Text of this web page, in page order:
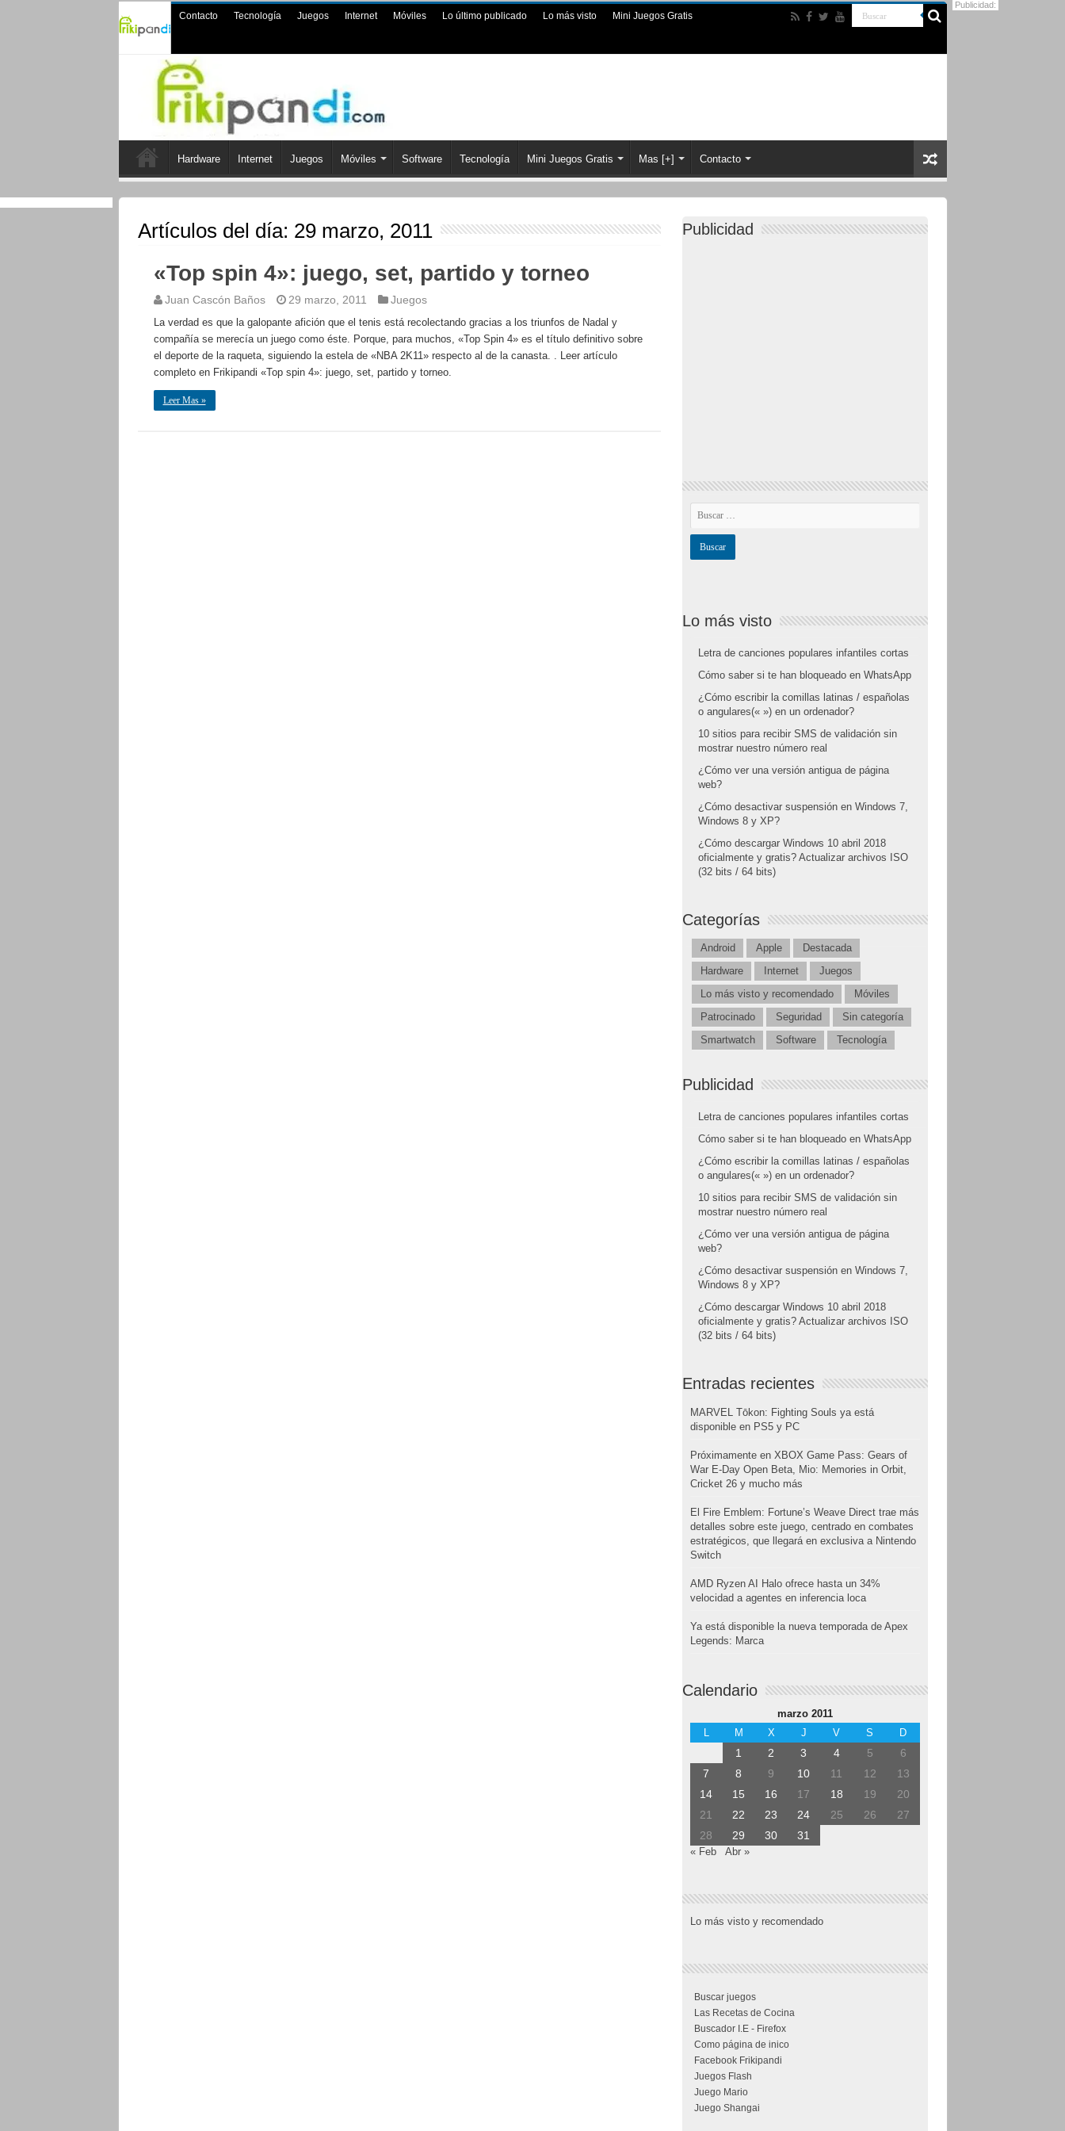
Contacto Tecnología Juegos Internet Móviles Lo último publicado Lo más visto Mini Juegos Gratis
Hardware Internet Juegos Móviles Software Tecnología Mini Juegos Gratis Mas [+] Contacto
Artículos del día: 29 marzo, 2011
«Top spin 4»: juego, set, partido y torneo
Juan Cascón Baños 29 marzo, 2011 Juegos
La verdad es que la galopante afición que el tenis está recolectando gracias a los triunfos de Nadal y
compañía se merecía un juego como éste. Porque, para muchos, «Top Spin 4» es el título definitivo sobre
el deporte de la raqueta, siguiendo la estela de «NBA 2K11» respecto al de la canasta. . Leer artículo
completo en Frikipandi «Top spin 4»: juego, set, partido y torneo.
Leer Mas »
Publicidad
Lo más visto
Letra de canciones populares infantiles cortas
Cómo saber si te han bloqueado en WhatsApp
¿Cómo escribir la comillas latinas / españolas
o angulares(« ») en un ordenador?
10 sitios para recibir SMS de validación sin
mostrar nuestro número real
¿Cómo ver una versión antigua de página
web?
¿Cómo desactivar suspensión en Windows 7,
Windows 8 y XP?
¿Cómo descargar Windows 10 abril 2018
oficialmente y gratis? Actualizar archivos ISO
(32 bits / 64 bits)
Categorías
Android Apple
Destacada
Hardware
Internet
Juegos
Lo más visto y recomendado
Móviles
Patrocinado
Seguridad
Sin categoría
Smartwatch
Software Tecnología
Publicidad
Letra de canciones populares infantiles cortas
Cómo saber si te han bloqueado en WhatsApp
¿Cómo escribir la comillas latinas / españolas
o angulares(« ») en un ordenador?
10 sitios para recibir SMS de validación sin
mostrar nuestro número real
¿Cómo ver una versión antigua de página
web?
¿Cómo desactivar suspensión en Windows 7,
Windows 8 y XP?
¿Cómo descargar Windows 10 abril 2018
oficialmente y gratis? Actualizar archivos ISO
(32 bits / 64 bits)
Entradas recientes
MARVEL Tōkon: Fighting Souls ya está
disponible en PS5 y PC
Próximamente en XBOX Game Pass: Gears of
War E-Day Open Beta, Mio: Memories in Orbit,
Cricket 26 y mucho más
El Fire Emblem: Fortune’s Weave Direct trae más
detalles sobre este juego, centrado en combates
estratégicos, que llegará en exclusiva a Nintendo
Switch
AMD Ryzen AI Halo ofrece hasta un 34%
velocidad a agentes en inferencia loca
Ya está disponible la nueva temporada de Apex
Legends: Marca
Calendario
marzo 2011
L
M X J V S D
1 2 3 4 5
6
7
8 9 10 11 12
13
14
15 16 17 18 19
20
21
22 23 24 25 26
27
28
29 30 31
« Feb Abr »
Lo más visto y recomendado
Buscar juegos
Las Recetas de Cocina
Buscador I.E - Firefox
Como página de inico
Facebook Frikipandi
Juegos Flash
Juego Mario
Juego Shangai
Publicidad: